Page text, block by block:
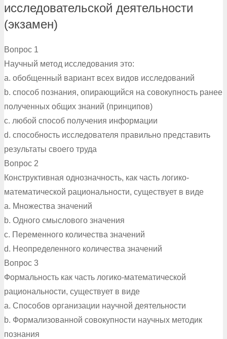
исследовательской деятельности
(экзамен)
Вопрос 1
Научный метод исследования это:
a. обобщенный вариант всех видов исследований
b. способ познания, опирающийся на совокупность ранее
полученных общих знаний (принципов)
c. любой способ получения информации
d. способность исследователя правильно представить
результаты своего труда
Вопрос 2
Конструктивная однозначность, как часть логико-
математической рациональности, существует в виде
a. Множества значений
b. Одного смыслового значения
c. Переменного количества значений
d. Неопределенного количества значений
Вопрос 3
Формальность как часть логико-математической
рациональности, существует в виде
a. Способов организации научной деятельности
b. Формализованной совокупности научных методик
познания